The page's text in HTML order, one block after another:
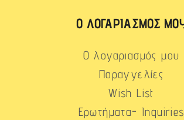
Ο ΛΟΓΑΡΙΑΣΜΌΣ
Ο λογαριασμός μου
Παραγγελίες
Wish List
Ερωτήματα- Inquiries